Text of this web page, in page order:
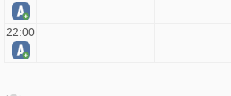
22:00